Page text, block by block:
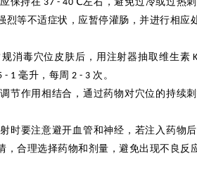
37 - 40
等不适症状，应暂停灌肠，并进行相应
消毒穴位皮肤后，用注射器抽取维生素
- 1 毫升，每周 2 - 3 次。
节作用相结合，通过药物对穴位的持续
时要注意避开血管和神经，若注入药物
合理选择药物和剂量，避免出现不良反